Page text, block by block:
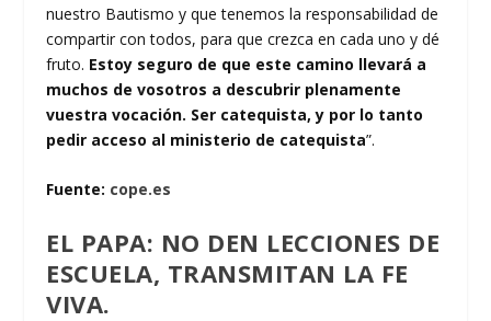
nuestro Bautismo y que tenemos la responsabilidad de
compartir con todos, para que crezca en cada uno y dé
fruto. Estoy seguro de que este camino llevará a
muchos de vosotros a descubrir plenamente
vuestra vocación. Ser catequista, y por lo tanto
pedir acceso al ministerio de catequista”.
Fuente: cope.es
EL PAPA: NO DEN LECCIONES DE
ESCUELA, TRANSMITAN LA FE
VIVA.